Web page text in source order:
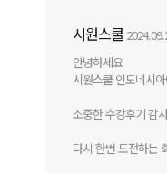
시원스쿨
안녕하세요
시원스쿨 인도네시
소중한 수강후기 감
다시 한번 도전하는